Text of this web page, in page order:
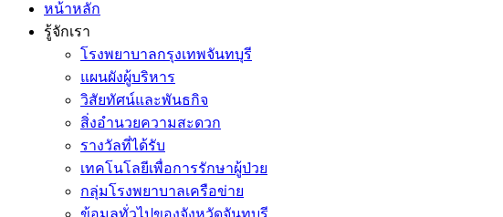
หน้าหลัก
รู้จักเรา
โรงพยาบาลกรุงเทพจันทบุรี
แผนผังผู้บริหาร
วิสัยทัศน์และพันธกิจ
สิ่งอำนวยความสะดวก
รางวัลที่ได้รับ
เทคโนโลยีเพื่อการรักษาผู้ป่วย
กลุ่มโรงพยาบาลเครือข่าย
ข้อมูลทั่วไปของจังหวัดจันทบุรี